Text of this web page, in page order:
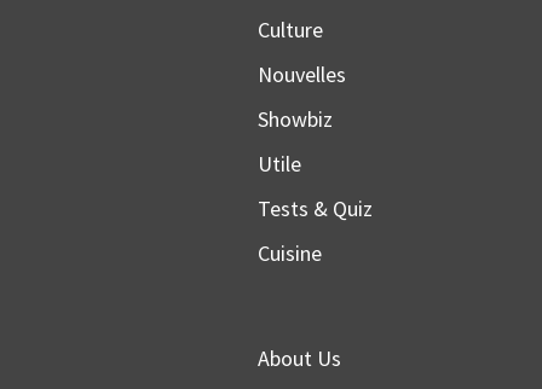
Culture
Nouvelles
Showbiz
Utile
Tests & Quiz
Cuisine
About Us